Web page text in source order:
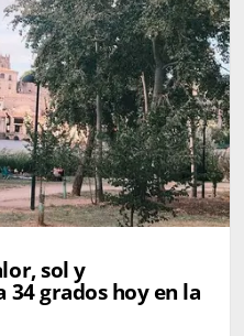
sol y
grados hoy en la